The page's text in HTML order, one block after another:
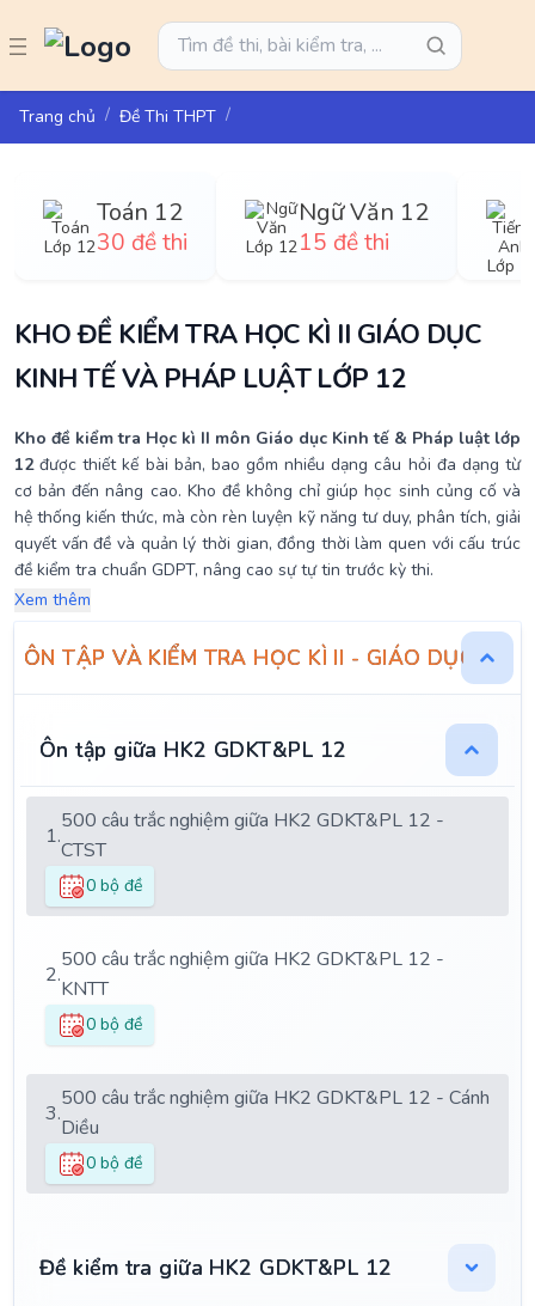
Trang chủ Đề Thi THPT
Toán 12
30 đề thi
Ngữ Văn 12
15 đề thi
KHO ĐỀ KIỂM TRA HỌC KÌ II GIÁO DỤC
KINH TẾ VÀ PHÁP LUẬT LỚP 12
Kho đề kiểm tra Học kì II môn Giáo dục Kinh tế & Pháp luật lớp
12được thiết kế bài bản, bao gồm nhiều dạng câu hỏi đa dạng từ
cơ bản đến nâng cao. Kho đề không chỉ giúp học sinh củng cố và
hệ thống kiến thức, mà còn rèn luyện kỹ năng tư duy, phân tích, giải
quyết vấn đề và quản lý thời gian, đồng thời làm quen với cấu trúc
đề kiểm tra chuẩn GDPT, nâng cao sự tự tin trước kỳ thi.
Xem thêm
ÔN TẬP VÀ KIỂM TRA HỌC KÌ II - GIÁO DỤC
Ôn tập giữa HK2 GDKT&PL 12
1.
500 câu trắc nghiệm giữa HK2 GDKT&PL 12 -
CTST
0 bộ đề
2.
500 câu trắc nghiệm giữa HK2 GDKT&PL 12 -
KNTT
0 bộ đề
3.
500 câu trắc nghiệm giữa HK2 GDKT&PL 12 - Cánh
Diều
0 bộ đề
Đề kiểm tra giữa HK2 GDKT&PL 12